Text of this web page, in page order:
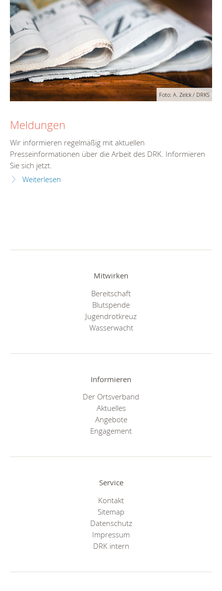
Foto: A. Zelck / DRKS
Meldungen
Wir informieren regelmäßig mit aktuellen
Presseinformationen über die Arbeit des DRK. Informieren
Sie sich jetzt.
Weiterlesen
Mitwirken
Bereitschaft
Blutspende
Jugendrotkreuz
Wasserwacht
Informieren
Der Ortsverband
Aktuelles
Angebote
Engagement
Service
Kontakt
Sitemap
Datenschutz
Impressum
DRK intern